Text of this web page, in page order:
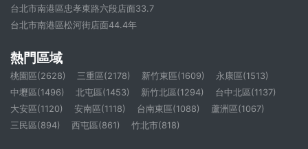
台北市南港區忠孝東路六段店面33.7
台北市南港區松河街店面44.4年
熱門區域
桃園區(2628) 三重區(2178) 新竹東區(1609)
永康區(1513)
中壢區(1496)
北屯區(1453) 新竹北區(1294)
台中北區(1137)
大安區(1120)
安南區(1118) 台南東區(1088)
蘆洲區(1067)
三民區(894)
西屯區(861) 竹北市(818)